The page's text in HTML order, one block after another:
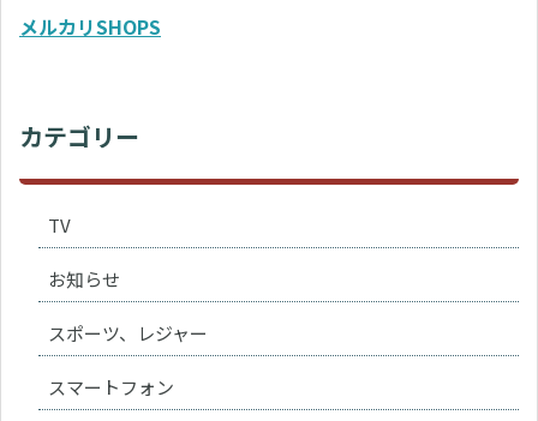
メルカリSHOPS
カテゴリー
TV
お知らせ
スポーツ、レジャー
スマートフォン